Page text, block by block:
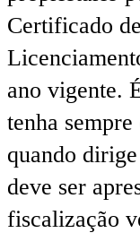
Certificado
ano vigente.
tenha
quando
deve ser
fiscalização